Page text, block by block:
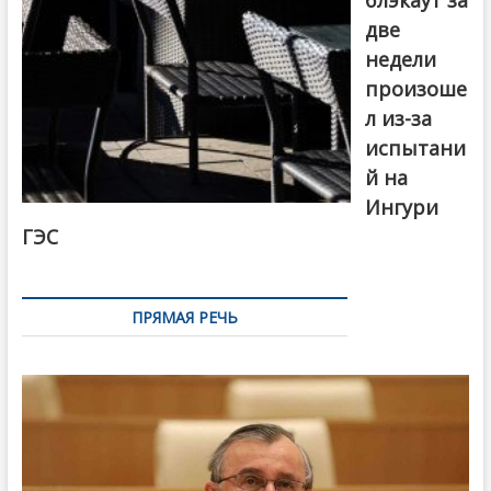
две
недели
произоше
л из-за
испытани
й на
Ингури
ГЭС
ПРЯМАЯ РЕЧЬ